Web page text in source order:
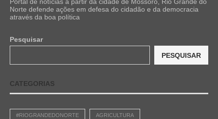
Portal de notícias a partir da cidade de Mossoró, Rio Grande do
Norte defende ações em defesa do cidadão e da democracia
através da boa política
Pesquisar
PESQUISAR
CATEGORIAS
#RIOGRANDEDONORTE AGRICULTURA